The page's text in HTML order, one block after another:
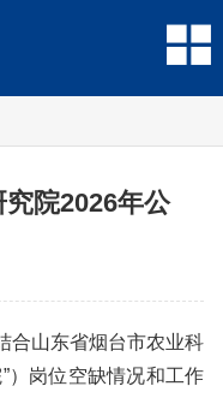
院2026年公
合山东省烟台市农业科
）岗位空缺情况和工作